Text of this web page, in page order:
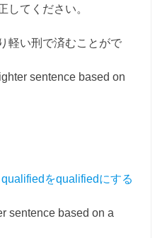
してください。
軽い刑で済むことがで
sentence based on
をqualifiedにする
sentence based on a